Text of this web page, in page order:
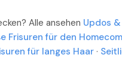
Alle ansehen Updos
Frisuren für den
für langes Haar ·